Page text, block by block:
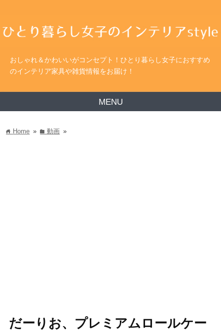
おしゃれ＆かわいいがコンセプト！ひとり暮らし女子におすすめ
のインテリア家具や雑貨情報をお届け！
MENU
home Home » folder動画 »
だーりお、プレミアムロールケー